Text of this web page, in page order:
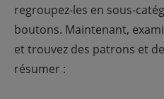
regroupez-les en sous-
boutons. Maintenant,
et trouvez des patrons et
résumer :